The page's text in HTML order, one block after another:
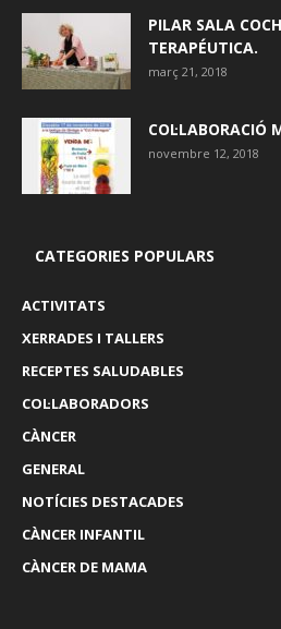
PILAR SALA
TERAPÉUTICA.
març 21, 2018
COL·LABORACIÓ
novembre 12, 2018
CATEGORIES POPULARS
ACTIVITATS
XERRADES I TALLERS
RECEPTES SALUDABLES
COL·LABORADORS
CÀNCER
GENERAL
NOTÍCIES DESTACADES
CÀNCER INFANTIL
CÀNCER DE MAMA